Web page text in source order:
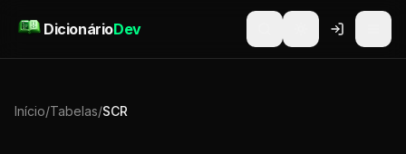
DicionárioDev
Início/Tabelas/SCR